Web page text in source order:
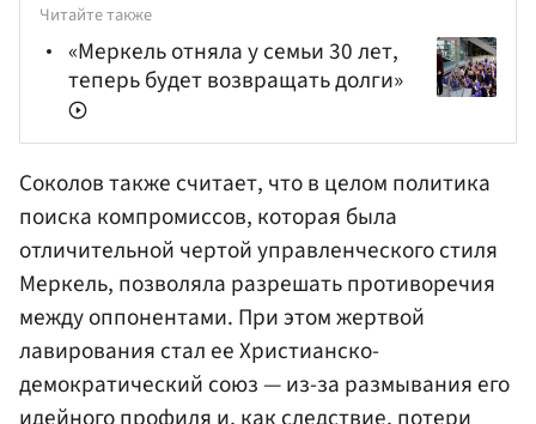
Читайте также
«Меркель отняла у семьи 30 лет,
теперь будет возвращать долги»
Соколов также считает, что в целом политика
поиска компромиссов, которая была
отличительной чертой управленческого стиля
Меркель, позволяла разрешать противоречия
между оппонентами. При этом жертвой
лавирования стал ее Христианско-
демократический союз — из-за размывания его